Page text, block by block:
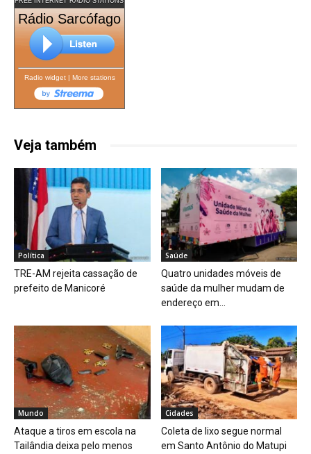
Rádio Sarcófago
Radio widget| More stations
Veja também
Política
TRE-AM rejeita cassação de
prefeito de Manicoré
Saúde
Quatro unidades móveis de
saúde da mulher mudam de
endereço em...
Mundo
Ataque a tiros em escola na
Tailândia deixa pelo menos
Cidades
Coleta de lixo segue normal
em Santo Antônio do Matupi